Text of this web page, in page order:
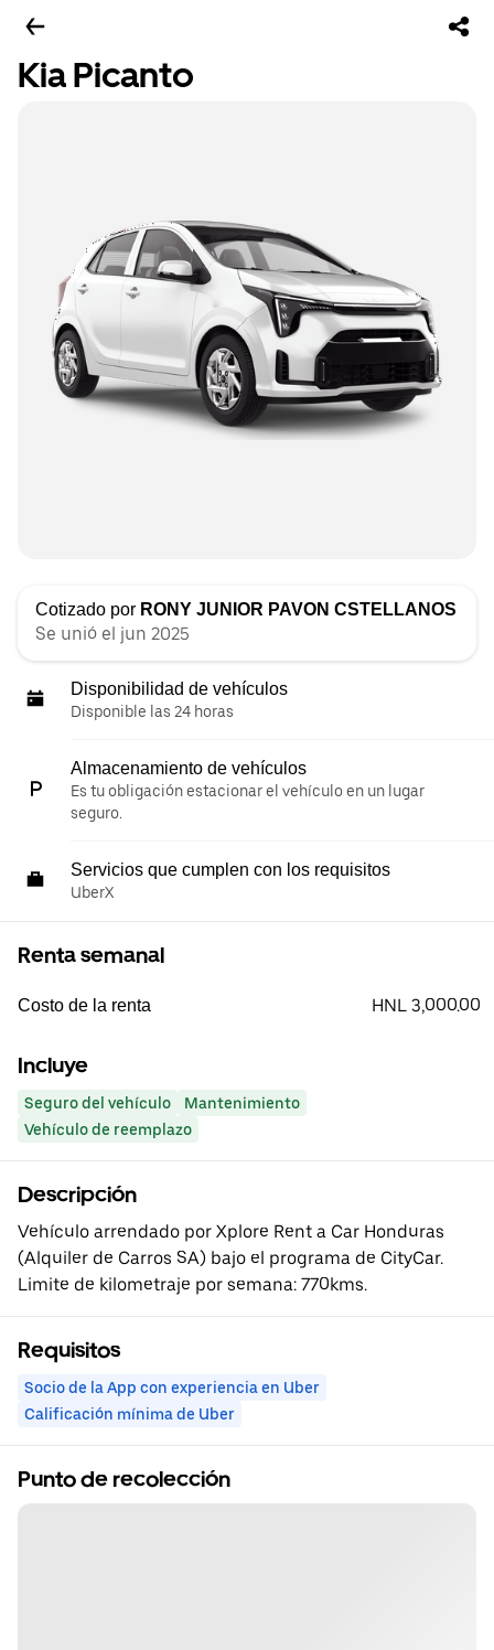
Kia Picanto
Cotizado por RONY JUNIOR PAVON CSTELLANOS
Se unió el jun 2025
Disponibilidad de vehículos
Disponible las 24 horas
Almacenamiento de vehículos
Es tu obligación estacionar el vehículo en un lugar
seguro.
Servicios que cumplen con los requisitos
UberX
Renta semanal
Costo de la renta HNL 3,000.00
Incluye
Seguro del vehículo
Mantenimiento
Vehículo de reemplazo
Descripción
Vehículo arrendado por Xplore Rent a Car Honduras
(Alquiler de Carros SA) bajo el programa de CityCar.
Limite de kilometraje por semana: 770kms.
Requisitos
Socio de la App con experiencia en Uber
Calificación mínima de Uber
Punto de recolección